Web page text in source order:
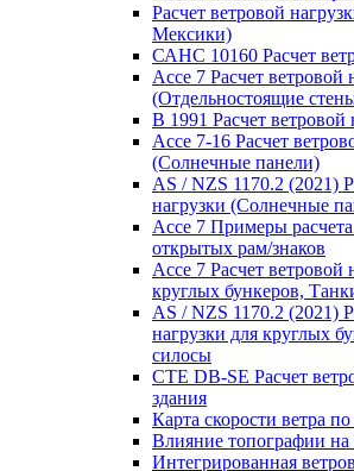
Расчет ветровой
Мексики)
САНС 10160 Расчет
Ассе 7 Расчет ветровой
(Отдельностоящие
В 1991 Расчет
Ассе 7-16 Расчет
(Солнечные панели)
AS / NZS 1170.2 (2021)
нагрузки (Солнечные
Ассе 7 Примеры расчета
открытых рам/знаков
Ассе 7 Расчет ветровой
круглых бункеров,
AS / NZS 1170.2 (2021)
нагрузки для круглых
силосы
CTE DB-SE Расчет
здания
Карта скорости ветра
Влияние топографии на
Интегрированная